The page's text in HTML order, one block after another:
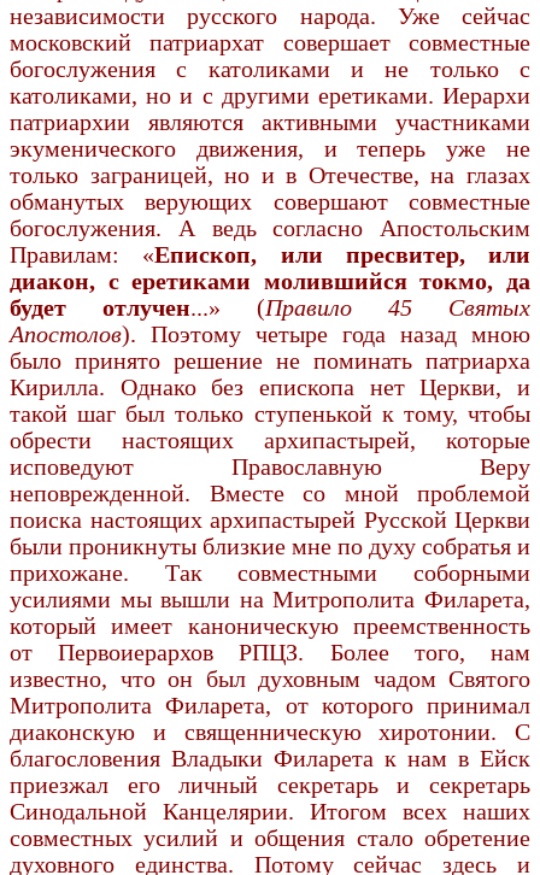
независимости русского народа. Уже сейчас
московский патриархат совершает совместные
богослужения с католиками и не только с
католиками, но и с другими еретиками. Иерархи
патриархии являются активными участниками
экуменического движения, и теперь уже не
только заграницей, но и в Отечестве, на глазах
обманутых верующих совершают совместные
богослужения. А ведь согласно Апостольским
Правилам: «Епископ, или пресвитер, или
диакон, с еретиками молившийся токмо, да
будет отлучен...» (Правило 45 Святых
Апостолов). Поэтому четыре года назад мною
было принято решение не поминать патриарха
Кирилла. Однако без епископа нет Церкви, и
такой шаг был только ступенькой к тому, чтобы
обрести настоящих архипастырей, которые
исповедуют Православную Веру
неповрежденной. Вместе со мной проблемой
поиска настоящих архипастырей Русской Церкви
были проникнуты близкие мне по духу собратья и
прихожане. Так совместными соборными
усилиями мы вышли на Митрополита Филарета,
который имеет каноническую преемственность
от Первоиерархов РПЦЗ. Более того, нам
известно, что он был духовным чадом Святого
Митрополита Филарета, от которого принимал
диаконскую и священническую хиротонии. С
благословения Владыки Филарета к нам в Ейск
приезжал его личный секретарь и секретарь
Синодальной Канцелярии. Итогом всех наших
совместных усилий и общения стало обретение
духовного единства. Потому сейчас здесь и